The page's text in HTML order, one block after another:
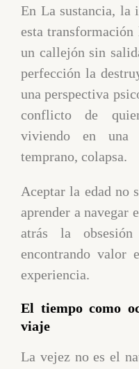
En La sustancia, la
esta
un callejón sin
perfección la
una perspectiva
conflicto de
viviendo en
temprano, colapsa.
Aceptar la edad no
aprender a navegar
atrás la
encontrando valor
experiencia.
El tiempo como
viaje
La vejez no es el